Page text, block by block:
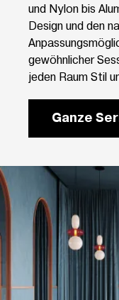
und Nylon bis
Design und den
gewöhnlicher
jeden Raum Stil
Ganze